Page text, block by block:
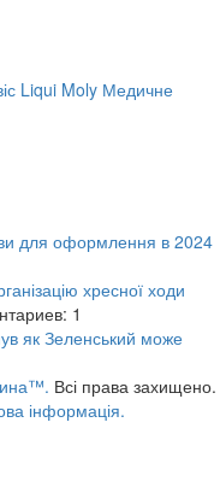
Liqui Moly Медичне
для оформлення в 2024
хресної ходи
1
як Зеленський може
Всі права захищено.
інформація.